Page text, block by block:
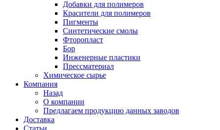
Добавки для полимеров
Красители для полимеров
Пигменты
Синтетические смолы
Фторопласт
Бор
Инженерные пластики
Прессматериал
Химическое сырье
Компания
Назад
О компании
Предлагаем продукцию данных заводов
Доставка
Статьи